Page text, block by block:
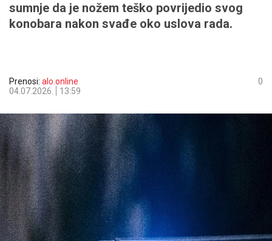
sumnje da je nožem teško povrijedio svog
konobara nakon svađe oko uslova rada.
Prenosi: alo.online
04.07.2026.
13:59
0